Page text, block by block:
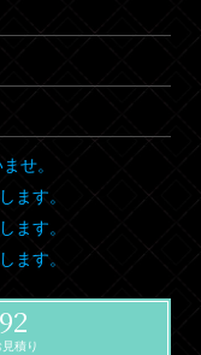
せ。
ます。
ます。
ます。
積り